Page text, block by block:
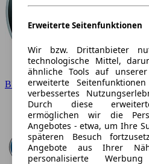
BMW
Erweiterte Seitenfunktionen
Wir bzw. Drittanbieter
technologische Mittel,
ähnliche Tools auf
erweiterte
verbessertes
Durch diese
ermöglichen wir die
Angebotes - etwa, um Ihre
späteren Besuch
Angebote aus Ihrer
personalisierte